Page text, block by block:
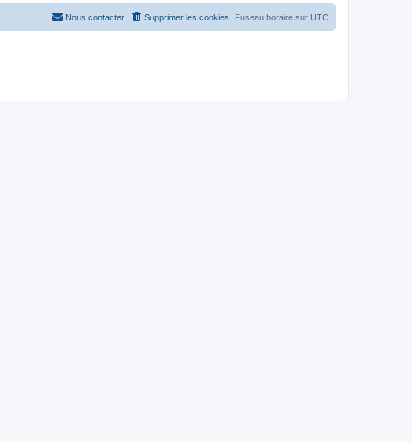
Fuseau horaire sur UTC
Supprimer les cookies
Nous contacter